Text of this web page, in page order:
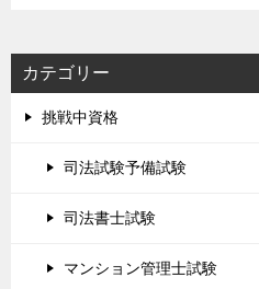
カテゴリー
挑戦中資格
司法試験予備試験
司法書士試験
マンション管理士試験